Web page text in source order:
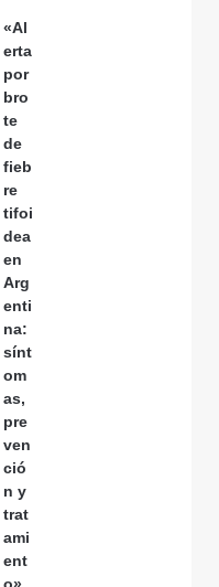
«Al
erta
por
bro
te
de
fieb
re
tifoi
dea
en
Arg
enti
na:
sínt
om
as,
pre
ven
ció
n y
trat
ami
ent